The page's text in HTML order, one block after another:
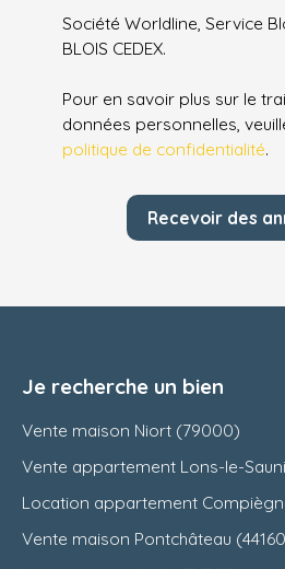
Société Worldline, Service
BLOIS CEDEX.
Pour en savoir plus sur le
données personnelles,
politique de confidentialité.
Recevoir des
Je recherche un bien
Vente maison Niort (79000)
Vente appartement Lons-le-
Location appartement
Vente maison Pontchâteau